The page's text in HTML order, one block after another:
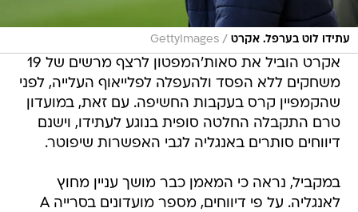
עתידו לוט בערפל. אקרט /
GettyImages
אקרט הוביל את סאות'המפטון לרצף מרשים של 19
משחקים ללא הפסד ולהעפלה לפלייאוף העלייה, לפני
שהקמפיין קרס בעקבות החשיפה. עם זאת, במועדון
טרם התקבלה החלטה סופית בנוגע לעתידו, וישנם
דיווחים סותרים באנגליה לגבי האפשרות שיפוטר.
במקביל, נראה כי המאמן כבר מושך עניין מחוץ
לאנגליה. על פי דיווחים, מספר מועדונים בסרייה A